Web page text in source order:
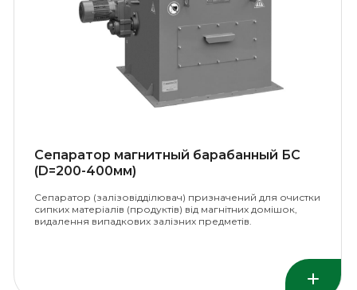
Сепаратор магнитный барабанный БС
(D=200-400мм)
Сепаратор (залізовідділювач) призначений для очистки
сипких матеріалів (продуктів) від магнітних домішок,
видалення випадкових залізних предметів.